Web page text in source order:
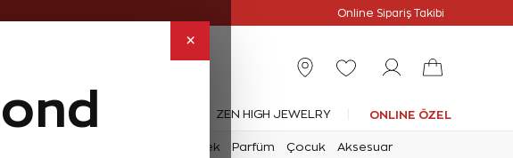
×
Online Sipariş Takibi
Özel Koleksiyonlar ZEN HIGH JEWELRY ONLINE ÖZEL
Erkek Parfüm Çocuk Aksesuar